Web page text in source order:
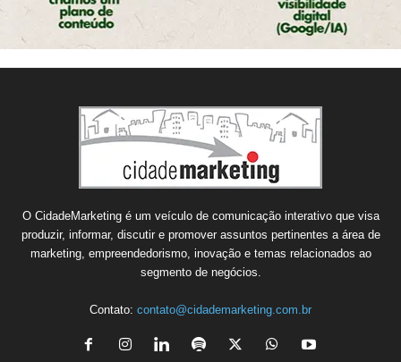
O CidadeMarketing é um veículo de comunicação interativo que visa
produzir, informar, discutir e promover assuntos pertinentes a área de
marketing, empreendedorismo, inovação e temas relacionados ao
segmento de negócios.
Contato: contato@cidademarketing.com.br